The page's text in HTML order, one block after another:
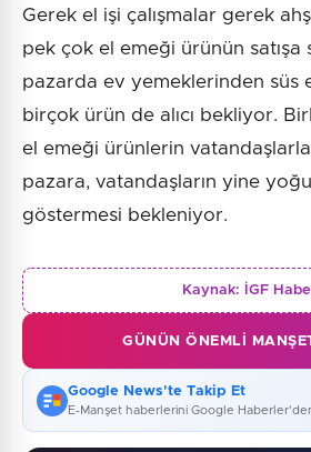
Gerek el işi çalışmalar gerek
pek çok el emeği ürünün satışa
pazarda ev yemeklerinden süs
birçok ürün de alıcı bekliyor.
el emeği ürünlerin
pazara, vatandaşların yine
göstermesi bekleniyor.
Kaynak: İGF
GÜNÜN ÖNEMLI
Google News'te Takip Et
E-Manşet haberlerini Google